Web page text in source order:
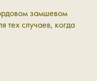
замшевом
тех случаев, когда